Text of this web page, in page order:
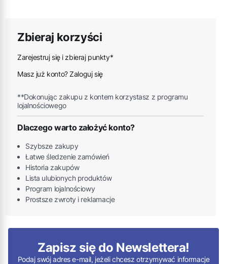
Zbieraj korzyści
Zarejestruj się i zbieraj punkty*
Masz już konto? Zaloguj się
**Dokonując zakupu z kontem korzystasz z programu
lojalnościowego
Dlaczego warto założyć konto?
Szybsze zakupy
Łatwe śledzenie zamówień
Historia zakupów
Lista ulubionych produktów
Program lojalnościowy
Prostsze zwroty i reklamacje
Zapisz się do Newslettera!
Podaj swój adres e-mail, jeżeli chcesz otrzymywać informacje